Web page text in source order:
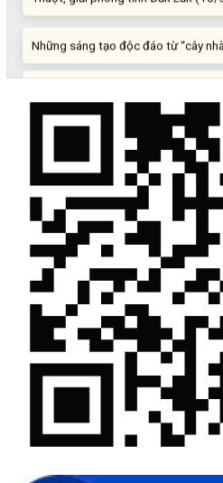
Những sáng tạo độc đáo từ “cây
Gam màu sáng trong bức tranh
Khi khoa học - công nghệ chưa có
Chế biến sâu – Nâng cao giá trị
“Đi tắt, đón đầu” các công nghệ
Quảng bá hình ảnh Đắk Lắk đến bạn
Mời tham gia Hội chợ triển lãm
phẩm OCOP năm 2025
Kịch bản tăng trưởng kinh tế năm
lực cho phát triển
Đắk Lắk xây dựng kịch bản tăng
2025 đạt 8% trở lên
Cuộc thi trực tuyến tìm hiểu “50